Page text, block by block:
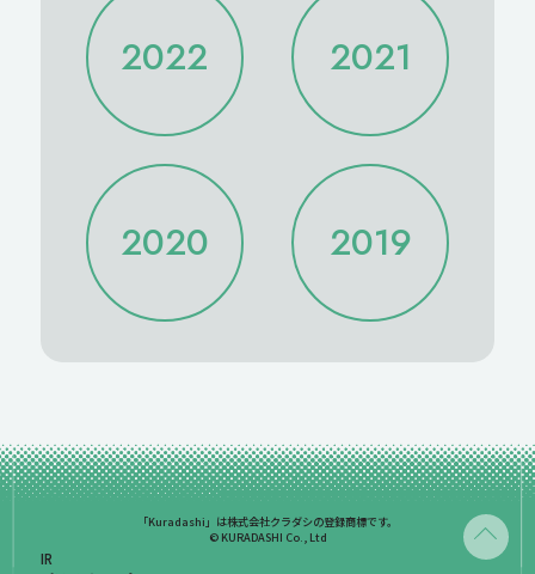
2024/08
2024/07
2024/06
2024/05
2024/04
2024/03
2024/02
2024/01
2023/08
2023/07
2023/06
2023/05
2023/04
2023/03
2023/02
2023/01
2022
2022/12
2022/11
2022/10
2022/09
2022/08
2022/07
2022/06
2022/05
2022/04
2022/03
2022/02
2022/01
2021
2021/12
2021/11
2021/10
2021/09
2021/08
2021/07
2021/06
2021/05
2021/04
2021/03
2021/02
2021/01
2020
2020/12 2020/11
2020/04
2020/03
2020/02
2020/01
2019
「Kuradashi」は株式会社クラダシの登録商標です。
© KURADASHI Co., Ltd
IR